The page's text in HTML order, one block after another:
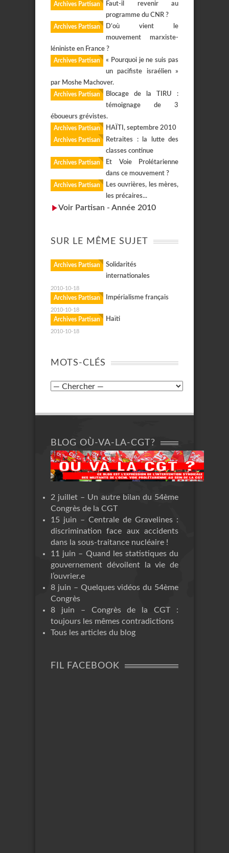
Archives Partisan
Faut-il revenir au
programme du CNR ?
Archives Partisan
D’où vient le
mouvement marxiste-
léniniste en France ?
Archives Partisan
« Pourquoi je ne suis pas
un pacifiste israélien »
par Moshe Machover.
Archives Partisan
Blocage de la TIRU :
témoignage de 3
éboueurs grévistes.
Archives Partisan HAÏTI, septembre 2010
Archives Partisan
Retraites : la lutte des
classes continue
Archives Partisan
Et Voie Prolétarienne
dans ce mouvement ?
Archives Partisan
Les ouvrières, les mères,
les précaires...
Voir Partisan - Année 2010
SUR LE MÊME SUJET
Archives Partisan
Solidarités
internationales
2010-10-18
Archives Partisan Impérialisme français
2010-10-18
Archives Partisan Haïti
2010-10-18
MOTS-CLÉS
BLOG OÙ-VA-LA-CGT?
2 juillet – Un autre bilan du 54ème
Congrès de la CGT
15 juin – Centrale de Gravelines :
discrimination face aux accidents
dans la sous-traitance nucléaire !
11 juin – Quand les statistiques du
gouvernement dévoilent la vie de
l’ouvrier.e
8 juin – Quelques vidéos du 54ème
Congrès
8 juin – Congrès de la CGT :
toujours les mêmes contradictions
Tous les articles du blog
FIL FACEBOOK